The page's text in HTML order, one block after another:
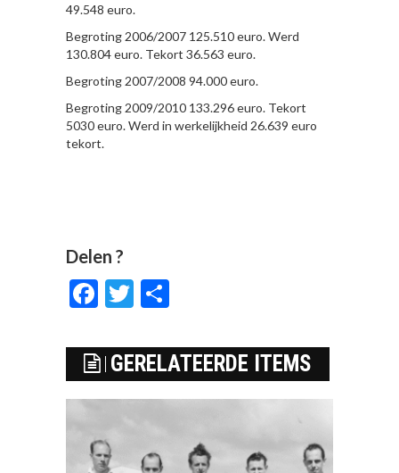
49.548 euro.
Begroting 2006/2007 125.510 euro. Werd
130.804 euro. Tekort 36.563 euro.
Begroting 2007/2008 94.000 euro.
Begroting 2009/2010 133.296 euro. Tekort
5030 euro. Werd in werkelijkheid 26.639 euro
tekort.
Delen ?
Facebook
Twitter
GERELATEERDE ITEMS